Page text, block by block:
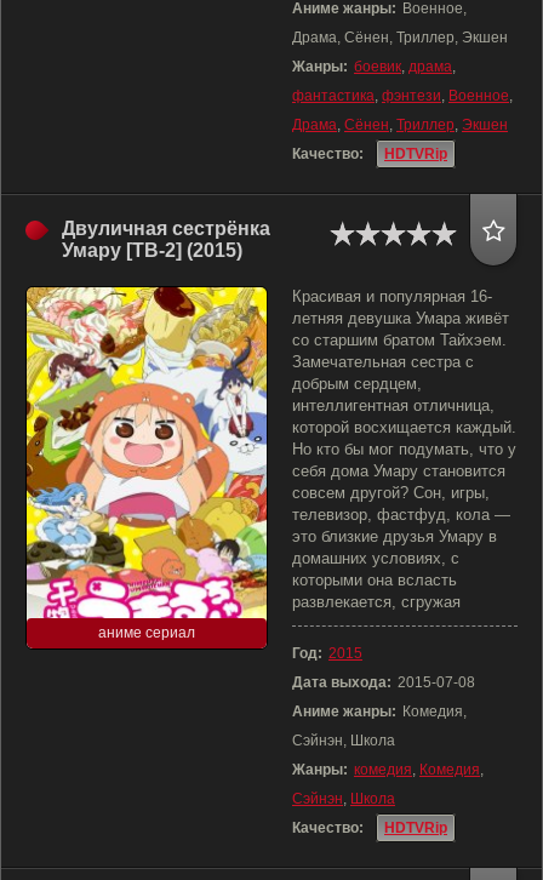
Аниме жанры: Военное,
Драма, Сёнен, Триллер, Экшен
Жанры: боевик, драма,
фантастика, фэнтези, Военное,
Драма, Сёнен, Триллер, Экшен
Качество:
HDTVRip
Двуличная сестрёнка
Умару [ТВ-2] (2015)
аниме сериал
Красивая и популярная 16-
летняя девушка Умара живёт
со старшим братом Тайхэем.
Замечательная сестра с
добрым сердцем,
интеллигентная отличница,
которой восхищается каждый.
Но кто бы мог подумать, что у
себя дома Умару становится
совсем другой? Сон, игры,
телевизор, фастфуд, кола —
это близкие друзья Умару в
домашних условиях, с
которыми она всласть
развлекается, сгружая
Год: 2015
Дата выхода: 2015-07-08
Аниме жанры: Комедия,
Сэйнэн, Школа
Жанры: комедия, Комедия,
Сэйнэн, Школа
Качество:
HDTVRip